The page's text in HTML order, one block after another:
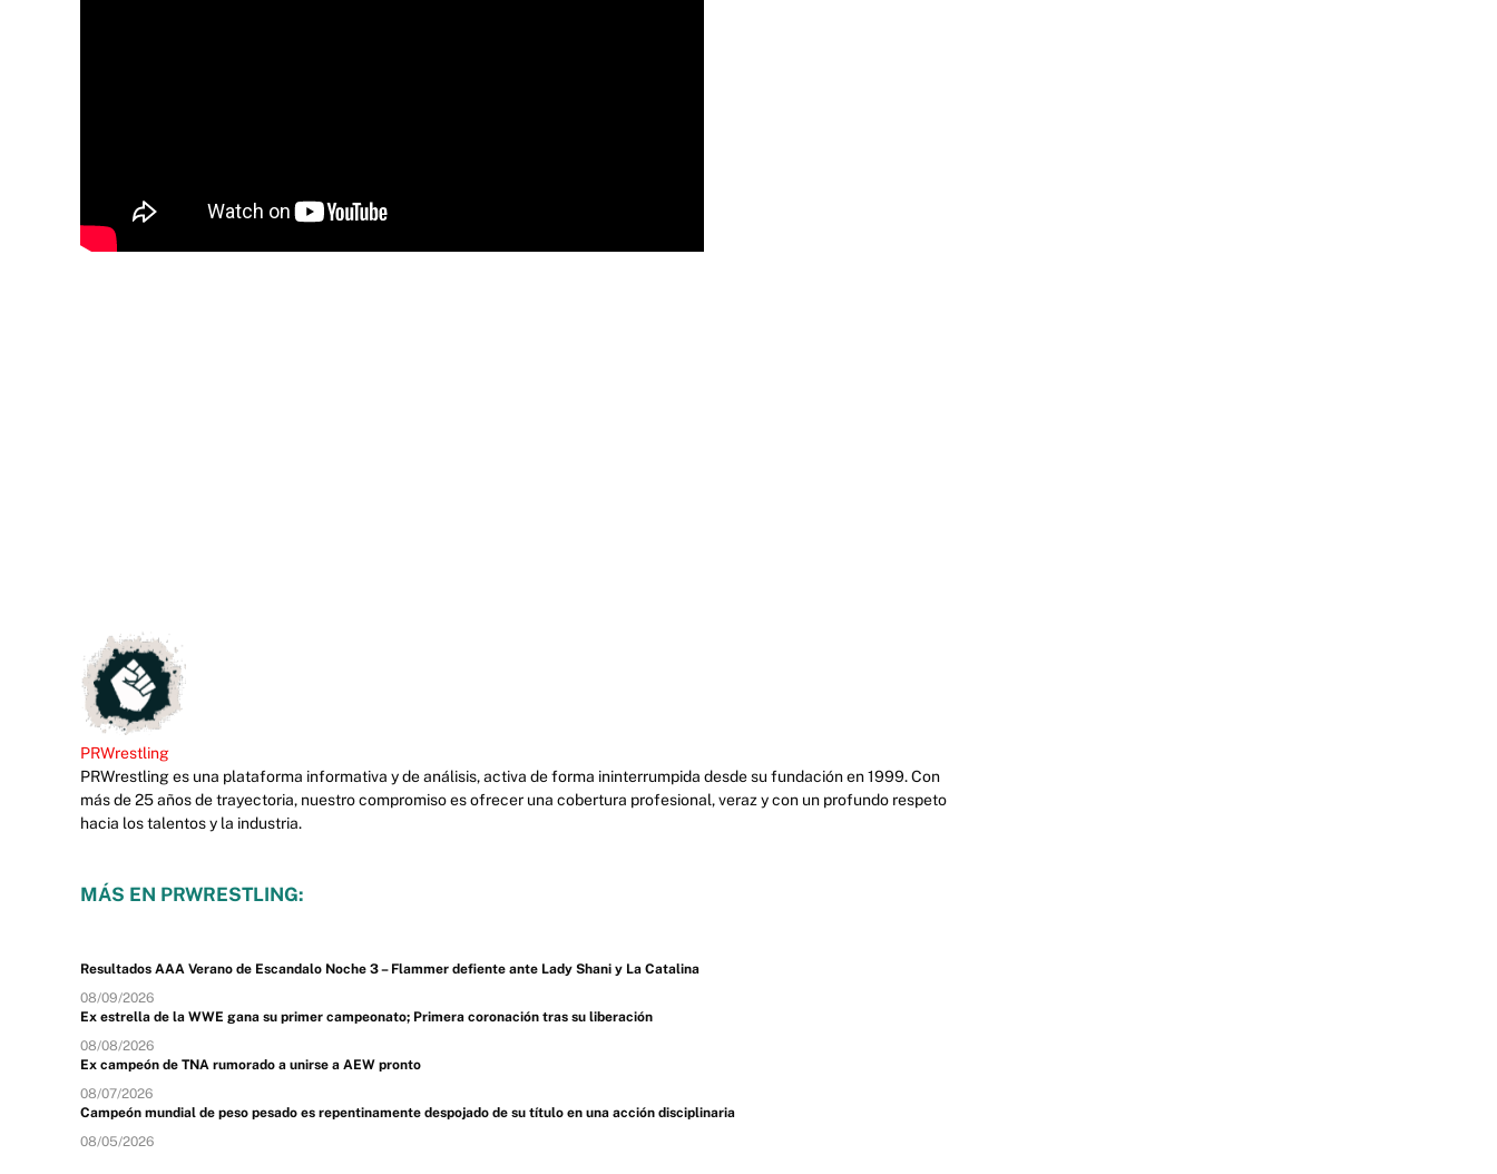
PRWrestling
PRWrestling es una plataforma informativa y de análisis, activa de forma ininterrumpida desde su fundación en 1999. Con
más de 25 años de trayectoria, nuestro compromiso es ofrecer una cobertura profesional, veraz y con un profundo respeto
hacia los talentos y la industria.
MÁS EN PRWRESTLING:
Resultados AAA Verano de Escandalo Noche 3 – Flammer defiente ante Lady Shani y La Catalina
08/09/2026
Ex estrella de la WWE gana su primer campeonato; Primera coronación tras su liberación
08/08/2026
Ex campeón de TNA rumorado a unirse a AEW pronto
08/07/2026
Campeón mundial de peso pesado es repentinamente despojado de su título en una acción disciplinaria
08/05/2026